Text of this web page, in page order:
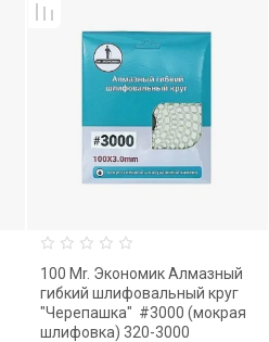
100 Mr. Экономик Алмазный
гибкий шлифовальный круг
"Черепашка" #3000 (мокрая
шлифовка) 320-3000